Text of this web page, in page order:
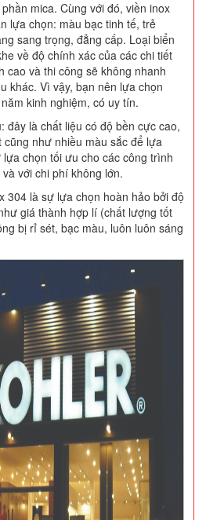
mica. Cùng với đó, viền inox
lựa chọn: màu bạc tinh tế, trẻ
sang trọng, đẳng cấp. Loại biển
về độ chính xác của các chi tiết
cao và thi công sẽ không nhanh
khác. Vì vậy, bạn nên lựa chọn
kinh nghiệm, có uy tín.
đây là chất liệu có độ bền cực cao,
cũng như nhiều màu sắc để lựa
chọn tối ưu cho các công trình
với chi phí không lớn.
304 là sự lựa chọn hoàn hảo bởi độ
giá thành hợp lí (chất lượng tốt
bị rỉ sét, bạc màu, luôn luôn sáng